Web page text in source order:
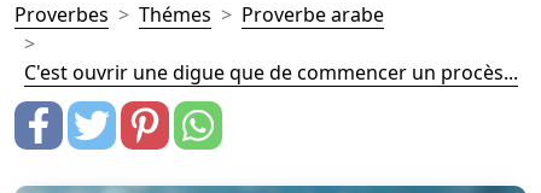
Proverbes Thémes Proverbe arabe
C'est ouvrir une digue que de commencer un procès...